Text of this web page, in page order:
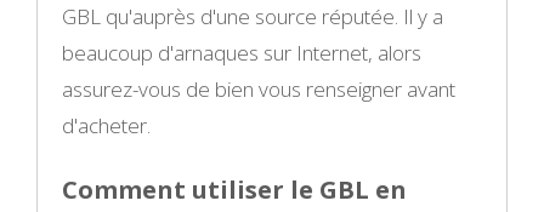
GBL qu'auprès d'une source réputée. Il y a
beaucoup d'arnaques sur Internet, alors
assurez-vous de bien vous renseigner avant
d'acheter.
Comment utiliser le GBL en